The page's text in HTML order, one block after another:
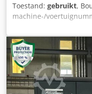
Toestand: gebruikt,
machine-/
PF4000-C-HW is de
efficiënte
deze gebruikte
bijpassende STV-
specificaties:
PF4000-C-HW,